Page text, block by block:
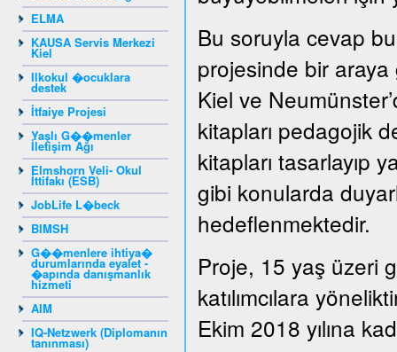
ELMA
KAUSA Servis Merkezi
Kiel
Ilkokul �ocuklara
destek
İtfaiye Projesi
Yaşlı G��menler
İletişim Ağı
Elmshorn Veli- Okul
İttifakı (ESB)
JobLife L�beck
BIMSH
G��menlere ihtiya�
durumlarında eyalet -
�apında danışmanlık
hizmeti
AIM
IQ-Netzwerk (Diplomanın
tanınması)
Bu soruyla cevap
projesinde bir araya
Kiel ve
kitapları pedagojik
kitapları tasarlayıp
gibi konularda
hedeflenmektedir.
Proje, 15 yaş üzeri
katılımcılara
Ekim 2018 yılına